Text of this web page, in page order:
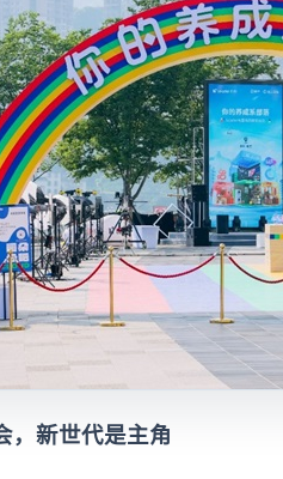
新世代是主角